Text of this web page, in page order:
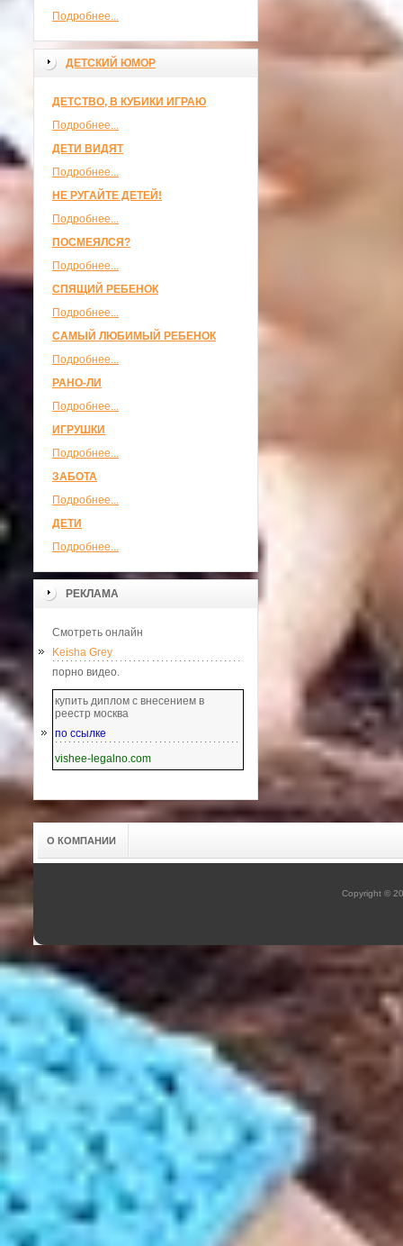
Подробнее...
ДЕТСКИЙ ЮМОР
ДЕТСТВО, В КУБИКИ ИГРАЮ
Подробнее...
ДЕТИ ВИДЯТ
Подробнее...
НЕ РУГАЙТЕ ДЕТЕЙ!
Подробнее...
ПОСМЕЯЛСЯ?
Подробнее...
СПЯЩИЙ РЕБЕНОК
Подробнее...
САМЫЙ ЛЮБИМЫЙ РЕБЕНОК
Подробнее...
РАНО-ЛИ
Подробнее...
ИГРУШКИ
Подробнее...
ЗАБОТА
Подробнее...
ДЕТИ
Подробнее...
РЕКЛАМА
Смотреть онлайн
Keisha Grey
порно видео.
купить диплом с внесением в
реестр москва
по ссылке
vishee-legalno.com
О КОМПАНИИ
Copyright ©